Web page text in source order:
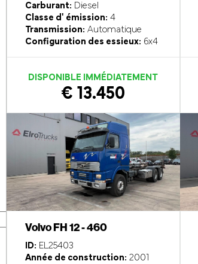
Carburant: Diesel
Classe d' émission: 4
Transmission: Automatique
Configuration des essieux: 6x4
DISPONIBLE IMMÉDIATEMENT
€ 13.450
Volvo FH 12 - 460
ID: EL25403
Année de construction: 2001